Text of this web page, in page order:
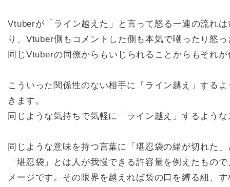
Vtuberが「ライン越えた」と言って怒る一連の流れ
り、Vtuber側もコメントした側も本気で嘲ったり怒
同じVtuberの同僚からもいじられることからもそれ
こういった関係性のない相手に「ライン越え」する
きます。
同じような気持ちで気軽に「ライン越え」するよう
同じような意味を持つ言葉に「堪忍袋の緒が切れた
「堪忍袋」とは人が我慢できる許容量を例えたもの
メージです。その限界を越えれば袋の口を縛る紐、